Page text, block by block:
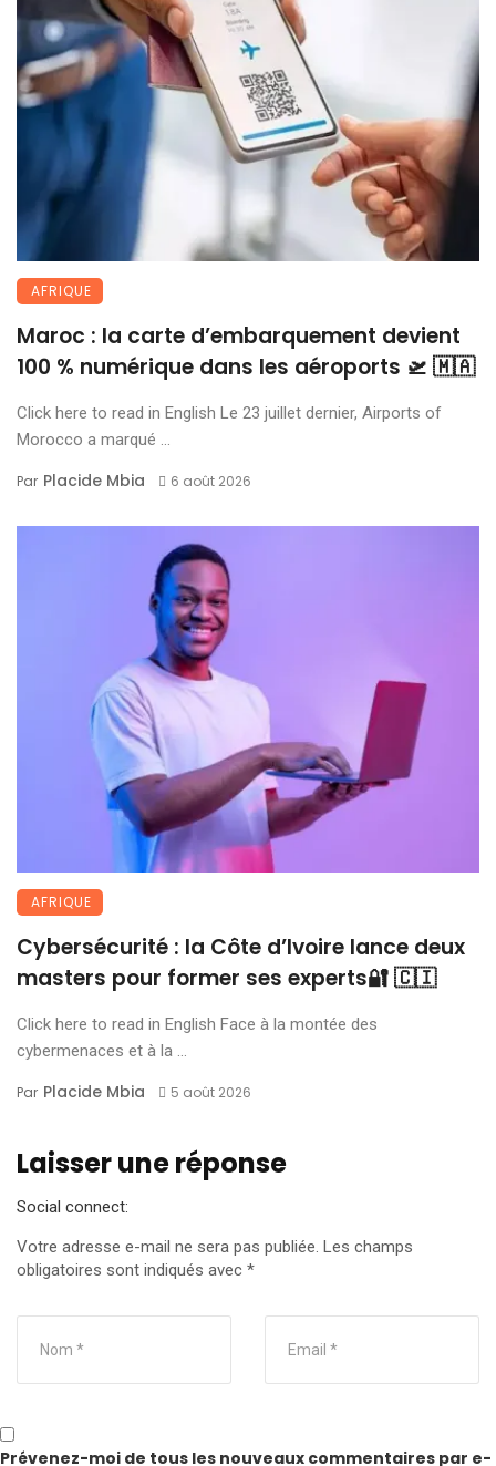
AFRIQUE
Maroc : la carte d’embarquement devient
100 % numérique dans les aéroports 🛫 🇲🇦
Click here to read in English Le 23 juillet dernier, Airports of
Morocco a marqué ...
Par Placide Mbia 6 août 2026
AFRIQUE
Cybersécurité : la Côte d’Ivoire lance deux
masters pour former ses experts🔐 🇨🇮
Click here to read in English Face à la montée des
cybermenaces et à la ...
Par Placide Mbia 5 août 2026
Laisser une réponse
Social connect:
Votre adresse e-mail ne sera pas publiée. Les champs
obligatoires sont indiqués avec *
Prévenez-moi de tous les nouveaux commentaires par e-